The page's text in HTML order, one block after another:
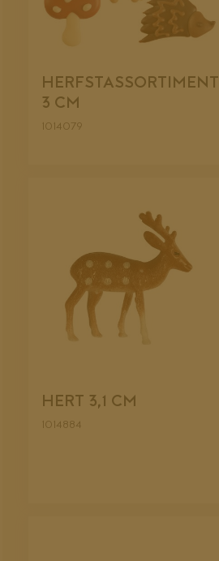
HERFSTASSORTIMENT
3 CM
1014079
HERT 3,1 CM
1014884